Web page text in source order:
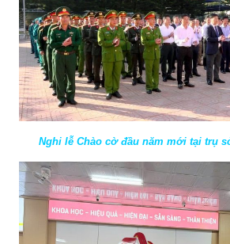
Nghi lễ Chào cờ đầu năm mới tại trụ